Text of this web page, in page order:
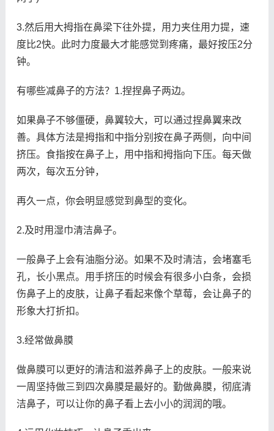
3.然后用大拇指在鼻梁下往外提，用力夹住用力提，速
度比2快。此时力度最大才能感觉到疼痛，最好按压2分
钟。
有哪些减鼻子的方法？1.捏捏鼻子两边。
如果鼻子不够僵硬，鼻翼较大，可以通过捏鼻翼来改
善。具体方法是拇指和中指分别按在鼻子两侧，向中间
挤压。食指按在鼻子上，用中指和拇指向下压。每天做
两次，每次五分钟，
再久一点，你会明显感觉到鼻型的变化。
2.及时用湿巾清洁鼻子。
一般鼻子上会有油脂分泌。如果不及时清洁，会堵塞毛
孔，长小黑点。用手挤压的时候会有很多小白条，会损
伤鼻子上的皮肤，让鼻子看起来像个草莓，会让鼻子的
形象大打折扣。
3.经常做鼻膜
做鼻膜可以更好的清洁和滋养鼻子上的皮肤。一般来说
一周坚持做三到四次鼻膜是最好的。勤做鼻膜，彻底清
洁鼻子，可以让你的鼻子看上去小小的润润的哦。